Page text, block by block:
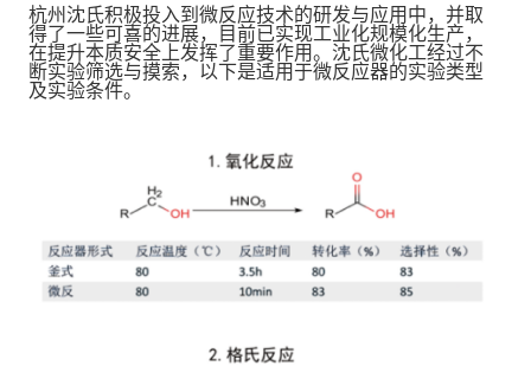
杭州沈氏积极投入到微反应技术的研发与应用中，并取
得了一些可喜的进展，目前已实现工业化规模化生产，
在提升本质安全上发挥了重要作用。沈氏微化工经过不
断实验筛选与摸索，以下是适用于微反应器的实验类型
及实验条件。